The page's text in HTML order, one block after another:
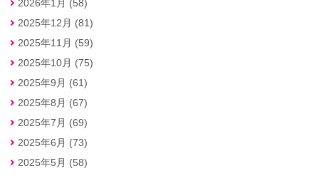
2026年1月 (58)
2025年12月 (81)
2025年11月 (59)
2025年10月 (75)
2025年9月 (61)
2025年8月 (67)
2025年7月 (69)
2025年6月 (73)
2025年5月 (58)